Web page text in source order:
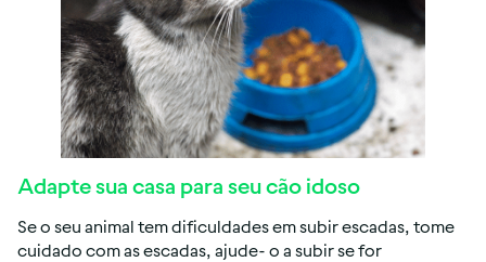
Adapte sua casa para seu cão idoso
Se o seu animal tem dificuldades em subir escadas, tome
cuidado com as escadas, ajude- o a subir se for